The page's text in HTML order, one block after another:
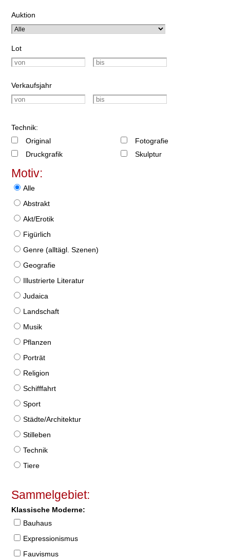
Auktion
Lot
Verkaufsjahr
Technik:
Original
Druckgrafik
Fotografie
Skulptur
Motiv:
Alle
Abstrakt
Akt/Erotik
Figürlich
Genre (alltägl. Szenen)
Geografie
Illustrierte Literatur
Judaica
Landschaft
Musik
Pflanzen
Porträt
Religion
Schifffahrt
Sport
Städte/Architektur
Stilleben
Technik
Tiere
Sammelgebiet:
Klassische Moderne:
Bauhaus
Expressionismus
Fauvismus